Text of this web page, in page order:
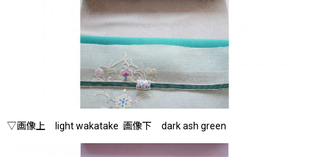
▽画像上 light wakatake 画像下 dark ash green